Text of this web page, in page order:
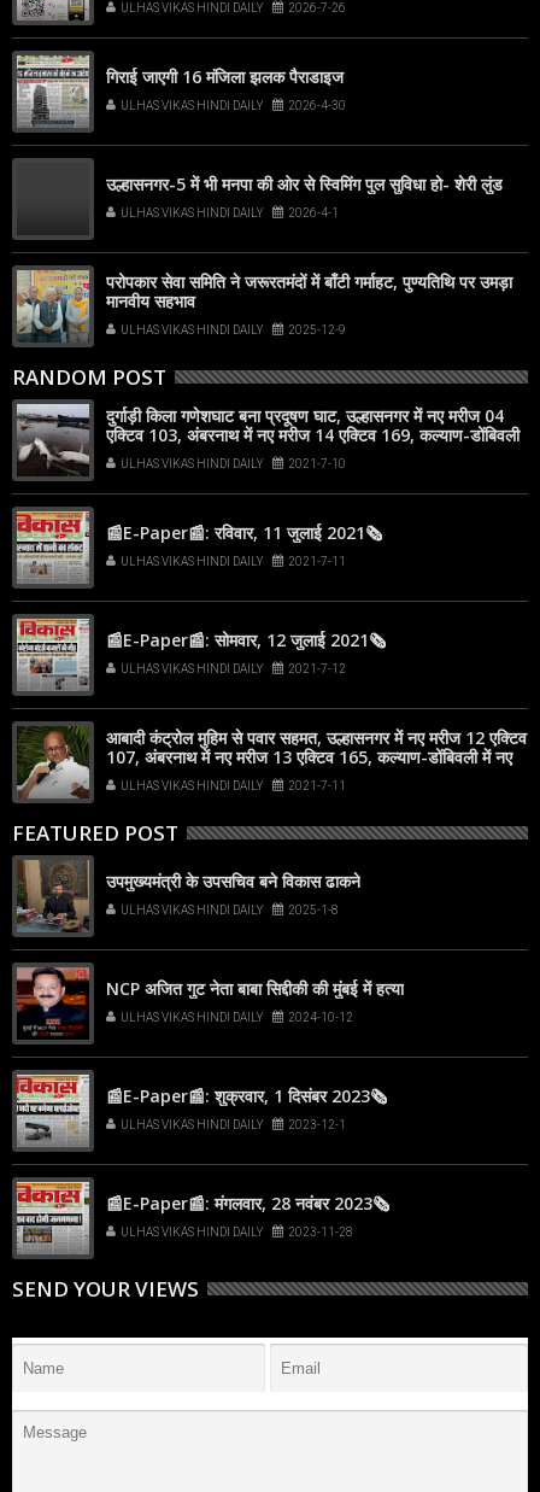
popup that appears on your screen
ULHAS VIKAS HINDI DAILY 2026-7-26
गिराई जाएगी 16 मंजिला झलक पैराडाइज
ULHAS VIKAS HINDI DAILY 2026-4-30
उल्हासनगर-5 में भी मनपा की ओर से स्विमिंग पुल सुविधा हो- शेरी लुंड
ULHAS VIKAS HINDI DAILY 2026-4-1
परोपकार सेवा समिति ने जरूरतमंदों में बाँटी गर्माहट, पुण्यतिथि पर उमड़ा
मानवीय सहभाव
ULHAS VIKAS HINDI DAILY 2025-12-9
RANDOM POST
दुर्गाड़ी किला गणेशघाट बना प्रदूषण घाट, उल्हासनगर में नए मरीज 04
एक्टिव 103, अंबरनाथ में नए मरीज 14 एक्टिव 169, कल्याण-डोंबिवली
में नए मरीज 114
ULHAS VIKAS HINDI DAILY 2021-7-10
📰E-Paper📰: रविवार, 11 जुलाई 2021🗞
ULHAS VIKAS HINDI DAILY 2021-7-11
📰E-Paper📰: सोमवार, 12 जुलाई 2021🗞
ULHAS VIKAS HINDI DAILY 2021-7-12
आबादी कंट्रोल मुहिम से पवार सहमत, उल्हासनगर में नए मरीज 12 एक्टिव
107, अंबरनाथ में नए मरीज 13 एक्टिव 165, कल्याण-डोंबिवली में नए
मरीज 79
ULHAS VIKAS HINDI DAILY 2021-7-11
FEATURED POST
उपमुख्यमंत्री के उपसचिव बने विकास ढाकने
ULHAS VIKAS HINDI DAILY 2025-1-8
NCP अजित गुट नेता बाबा सिद्दीकी की मुंबई में हत्या
ULHAS VIKAS HINDI DAILY 2024-10-12
📰E-Paper📰: शुक्रवार, 1 दिसंबर 2023🗞
ULHAS VIKAS HINDI DAILY 2023-12-1
📰E-Paper📰: मंगलवार, 28 नवंबर 2023🗞
ULHAS VIKAS HINDI DAILY 2023-11-28
SEND YOUR VIEWS